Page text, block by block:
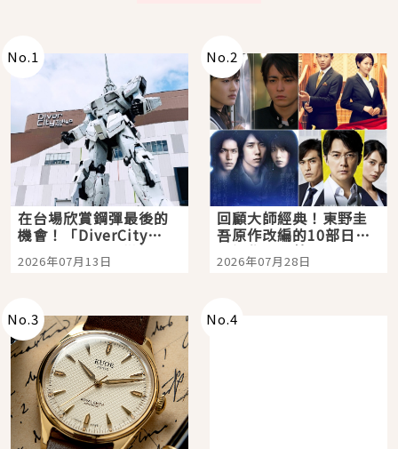
No.1
在台場欣賞鋼彈最後的
機會！「DiverCity
Tokyo Plaza」搭船、
購物、美食及夜景，一
2026年07月13日
No.2
回顧大師經典！東野圭
吾原作改編的10部日本
影視作品推薦
2026年07月28日
No.3 No.4